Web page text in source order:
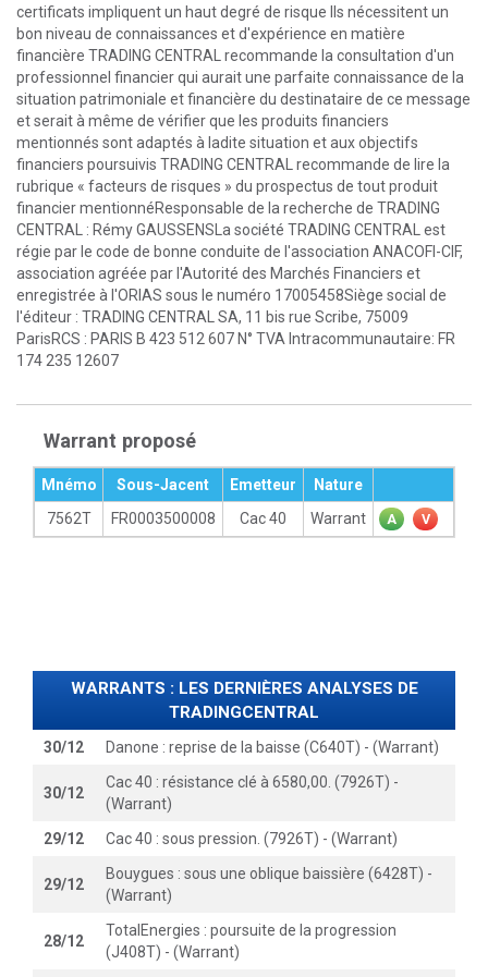
certificats impliquent un haut degré de risque Ils nécessitent un
bon niveau de connaissances et d'expérience en matière
financière TRADING CENTRAL recommande la consultation d'un
professionnel financier qui aurait une parfaite connaissance de la
situation patrimoniale et financière du destinataire de ce message
et serait à même de vérifier que les produits financiers
mentionnés sont adaptés à ladite situation et aux objectifs
financiers poursuivis TRADING CENTRAL recommande de lire la
rubrique « facteurs de risques » du prospectus de tout produit
financier mentionnéResponsable de la recherche de TRADING
CENTRAL : Rémy GAUSSENSLa société TRADING CENTRAL est
régie par le code de bonne conduite de l'association ANACOFI-CIF,
association agréée par l'Autorité des Marchés Financiers et
enregistrée à l'ORIAS sous le numéro 17005458Siège social de
l'éditeur : TRADING CENTRAL SA, 11 bis rue Scribe, 75009
ParisRCS : PARIS B 423 512 607 N° TVA Intracommunautaire: FR
174 235 12607
Warrant proposé
Mnémo Sous-Jacent Emetteur
Nature
7562T
FR0003500008 Cac 40 Warrant A V
WARRANTS : LES DERNIÈRES ANALYSES DE
TRADINGCENTRAL
30/12 Danone : reprise de la baisse (C640T) - (Warrant)
30/12
Cac 40 : résistance clé à 6580,00. (7926T) -
(Warrant)
29/12
Cac 40 : sous pression. (7926T) - (Warrant)
29/12
Bouygues : sous une oblique baissière (6428T) -
(Warrant)
28/12
TotalEnergies : poursuite de la progression
(J408T) - (Warrant)